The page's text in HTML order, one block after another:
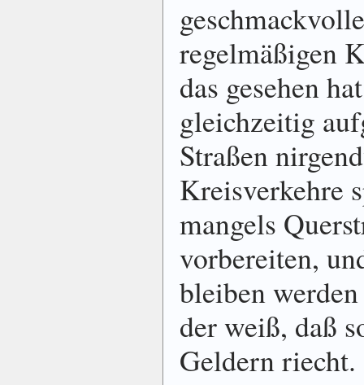
regelmäßigen
das gesehen
gleichzeitig
Straßen
Kreisverkehre
mangels
vorbereiten,
bleiben
der weiß, daß
Geldern riecht.